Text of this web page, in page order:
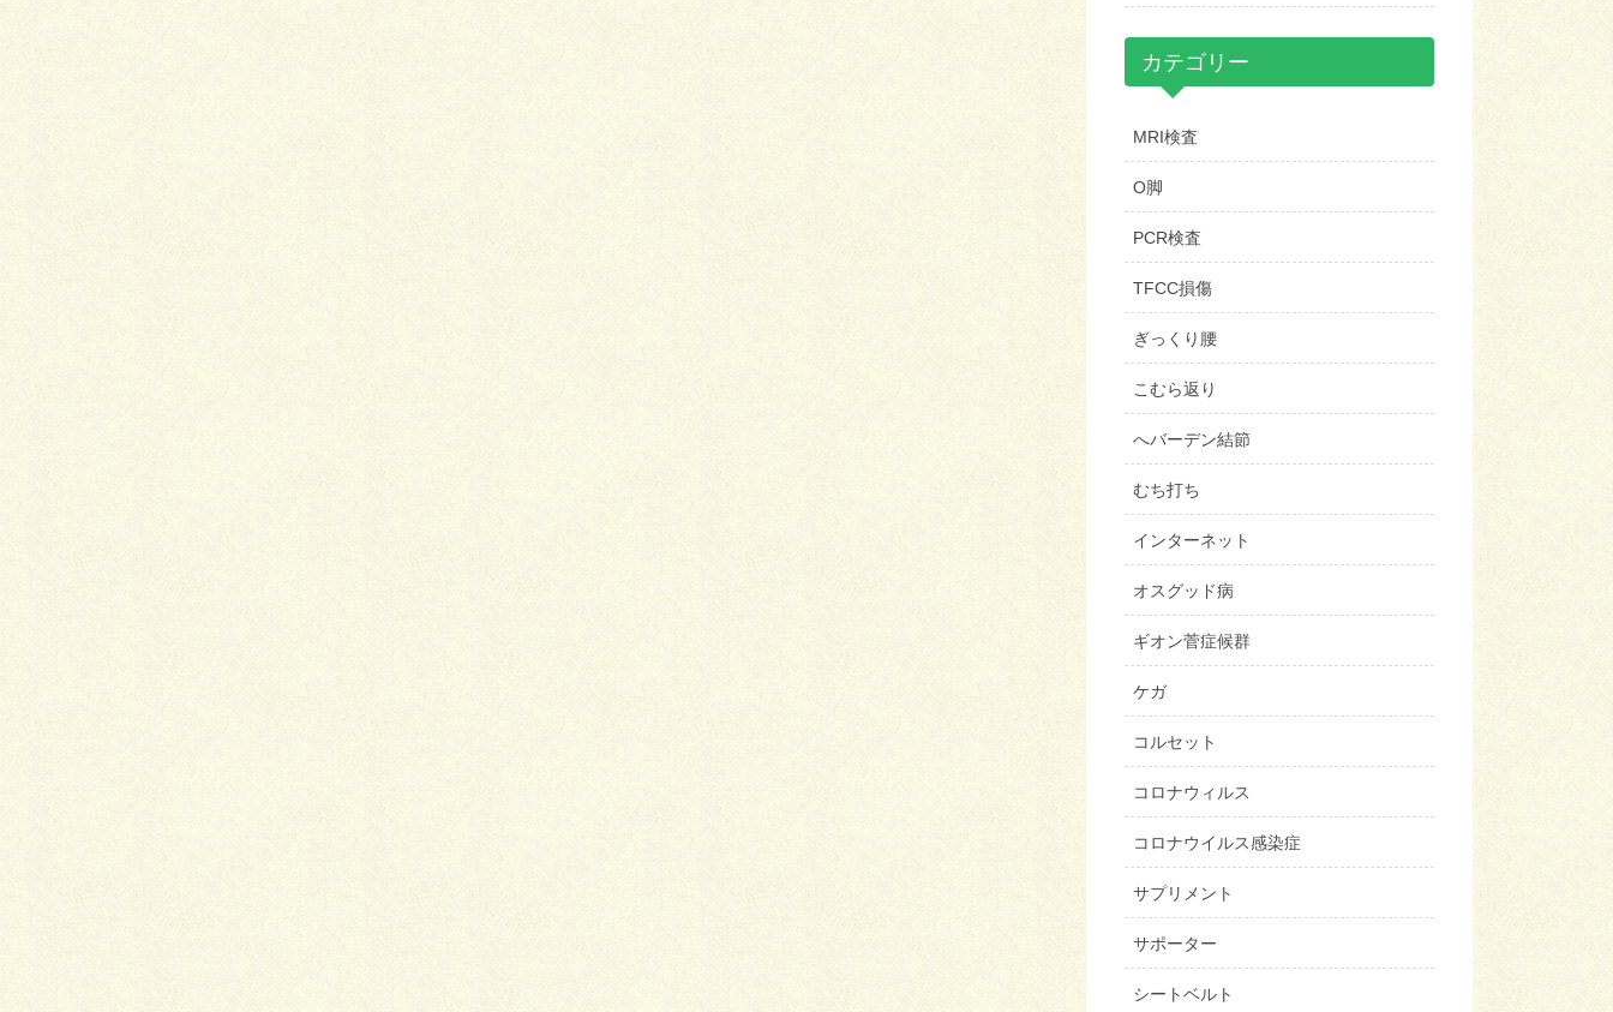
カテゴリー
MRI検査
O脚
PCR検査
TFCC損傷
ぎっくり腰
こむら返り
へバーデン結節
むち打ち
インターネット
オスグッド病
ギオン菅症候群
ケガ
コルセット
コロナウィルス
コロナウイルス感染症
サプリメント
サポーター
シートベルト